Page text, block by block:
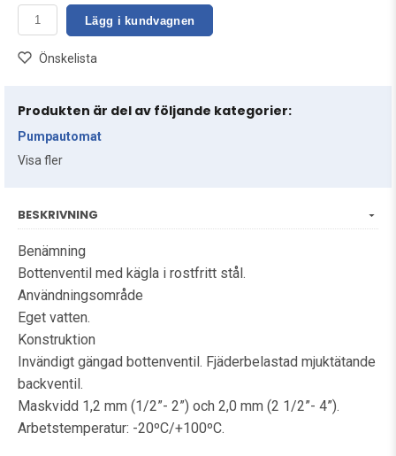
Lägg i kundvagnen
Önskelista
Produkten är del av följande kategorier:
Pumpautomat
Visa fler
BESKRIVNING
Benämning
Bottenventil med kägla i rostfritt stål.
Användningsområde
Eget vatten.
Konstruktion
Invändigt gängad bottenventil. Fjäderbelastad mjuktätande
backventil.
Maskvidd 1,2 mm (1/2”- 2”) och 2,0 mm (2 1/2”- 4”).
Arbetstemperatur: -20ºC/+100ºC.